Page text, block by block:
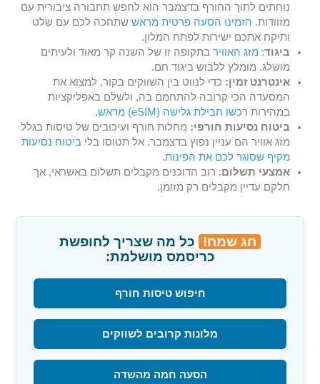
נוחתים לתוך החורף בדצמבר הוא לחפש תחבורה ציבורית עם
מזוודות. הזמינו הסעה פרטית מראש שתחכה לכם עם שלט
ותיקח אתכם ישירות לפתח המלון.
ביגוד: מזג האוויר בתקופה זו של השנה קר מאוד ולעיתים
מושלג. מומלץ ללבוש ביגוד חם.
אינטרנט זמין: כדי לנווט בין השווקים בקור, למצוא את
המסעדה הכי קרובה להתחמם בה, ולשלם באפליקציות
במהירות רכשו חבילת גלישה (eSIM) מראש
.
ביטוח נסיעות חורפי: מחלות חורף ועיכובים של טיסות בגלל
מזג אוויר הם עניין נפוץ בדצמבר. אל תטוסו בלי ביטוח נסיעות
מקיף שסוגר לכם את הפינות.
אמצעי תשלום: רוב הדוכנים מקבלים תשלום באשראי, אך
חלקם עדיין מקבלים רק מזומן.
חג שמח!
כל מה שצריך לחופשת
כריסמס מושלמת:
חיפוש טיסות חורף
מלונות קרובים לשווקים
הסעה חמה מהשדה